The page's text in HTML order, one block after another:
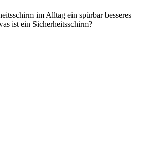
im Alltag ein spürbar besseres
ist ein Sicherheitsschirm?